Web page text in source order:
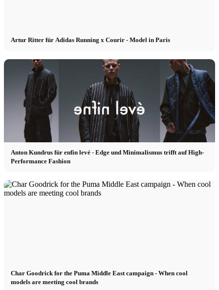
Artur Ritter für Adidas Running x Courir - Model in Paris
Anton Kundrus für enfin levé - Edge und Minimalismus trifft auf High-
Performance Fashion
Char Goodrick for the Puma Middle East campaign - When cool
models are meeting cool brands